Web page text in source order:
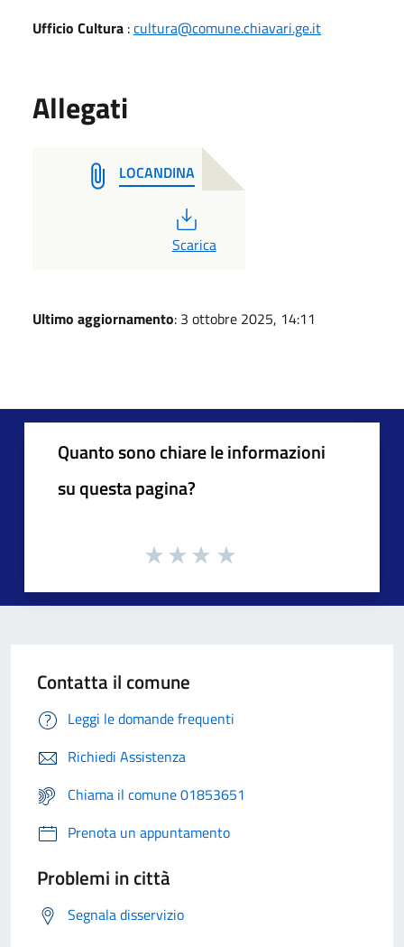
Ufficio Cultura :cultura@comune.chiavari.ge.it
Allegati
LOCANDINA
PDF
Scarica
Ultimo aggiornamento: 3 ottobre 2025, 14:11
Quanto sono chiare le informazioni
su questa pagina?
Contatta il comune
Leggi le domande frequenti
Richiedi Assistenza
Chiama il comune 01853651
Prenota un appuntamento
Problemi in città
Segnala disservizio